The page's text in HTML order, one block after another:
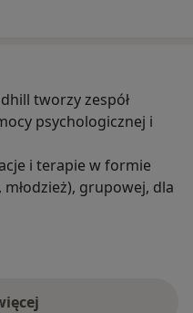
tworzy zespół
psychologicznej i
i terapie w formie
grupowej, dla
nurtach
analitycznym,